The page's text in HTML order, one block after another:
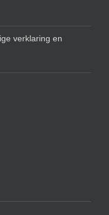
verklaring en